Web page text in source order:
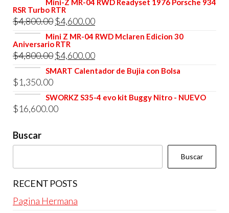
original
era:
$4,800.00.
es:
$4,600.00.
RSR Turbo RTR
$4,800.00 El
precio
original
era:
$4,800.00.
$4,600.00El
precio
es:
$4,600.00.
Mini Z MR-04 RWD Mclaren Edicion 30
Aniversario RTR
$4,800.00 El
precio
era:
$4,800.00.
$4,600.00El
precio
es:
SMART Calentador de Bujia con Bolsa
$1,350.00
SWORKZ S35-4 evo kit Buggy Nitro - NUEVO
$16,600.00
Buscar
Buscar
RECENT POSTS
Pagina Hermana